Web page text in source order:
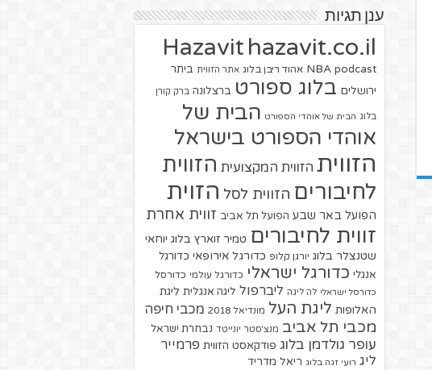
ענן תגיות
Hazavit hazavit.co.il
NBA podcast אהוד ריבן בלוג אתר הזווית ביתר
ירושלים בלוג ספורט ברצלונה ברק קורן
בלוג הבית של אוהדי הספורט הבית של
אוהדי הספורט בישראל
הזווית הזווית המקצועית הזווית
לחיבורים הזווית לסל הזוית
הפועל באר שבע הפועל תל אביב זווית אחרת
זווית לחיבורים טמיר זוארץ בלוג יוחאי
שטנצלר בלוג יורגן קלופ כדורגל אירופאי כדורגל
אנגלי כדורגל ישראלי כדורגל עולמי כדורסל
כדורסל ישראלי לה ליגה ליברפול ליגה אנגלית ליגת
האלופות ליגת העל מונדיאל 2018 מכבי חיפה
מכבי תל אביב מנצ'סטר יונייטד נבחרת ישראל
עופר גולדמן בלוג פודקאסט הזווית פרמייר
ליג רועי זגה בלוג ריאל מדריד